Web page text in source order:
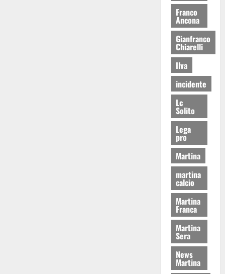
Franco
Ancona
Gianfranco
Chiarelli
Ilva
incidente
Lc
Solito
Lega
pro
Martina
martina
calcio
Martina
Franca
Martina
Sera
News
Martina